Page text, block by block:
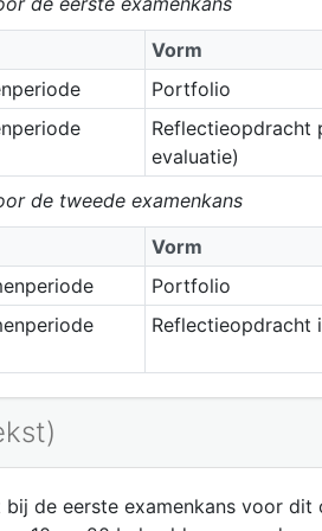
Vorm
Portfolio
Reflectieopdracht
evaluatie)
de tweede examenkans
Vorm
Portfolio
Reflectieopdracht
bij de eerste examenkans voor